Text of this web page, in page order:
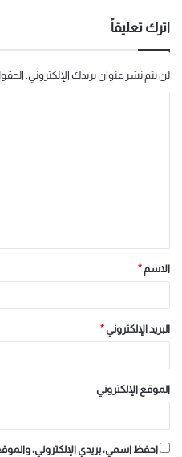
اترك تعليقاً
لن يتم نشر عنوان بريدك الإلكتروني.
الاسم*
البريد الإلكتروني *
الموقع الإلكتروني
احفظ اسمي، بريدي الإلكتروني،